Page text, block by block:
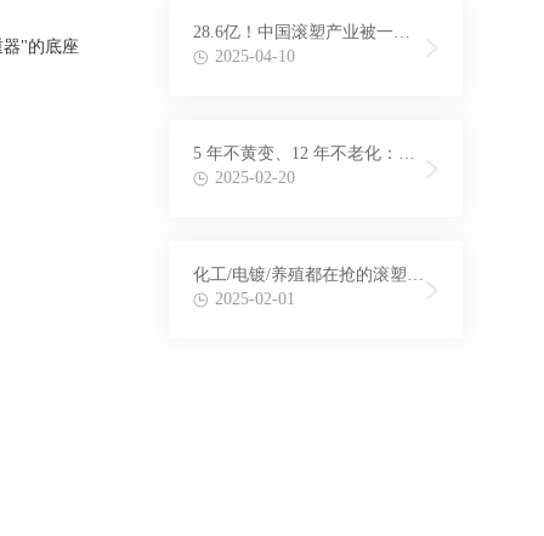
"的底座
28.6亿！中国滚塑产业被一
份"绿色制造"文件，点燃了
2025-04-10
5 年不黄变、12 年不老化：滚
塑浮球正在重写海工浮体的寿
2025-02-20
化工/电镀/养殖都在抢的滚塑加
药箱，凭什么一年涨12.3%？
2025-02-01